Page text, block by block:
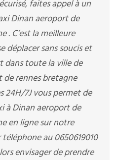
faites appel à un
Dinan aeroport de
. C’est la meilleure
déplacer sans soucis et
toute la ville de
rennes bretagne
24H/7J vous permet de
à Dinan aeroport de
en ligne sur notre
au 0650619010
envisager de prendre